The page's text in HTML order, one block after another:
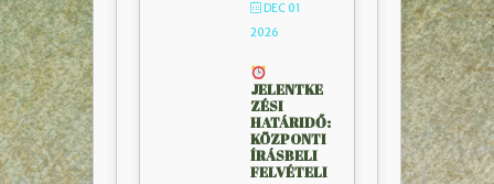
DEC 01
2026
JELENTKE
ZÉSI
HATÁRIDŐ:
KÖZPONTI
ÍRÁSBELI
FELVÉTELI